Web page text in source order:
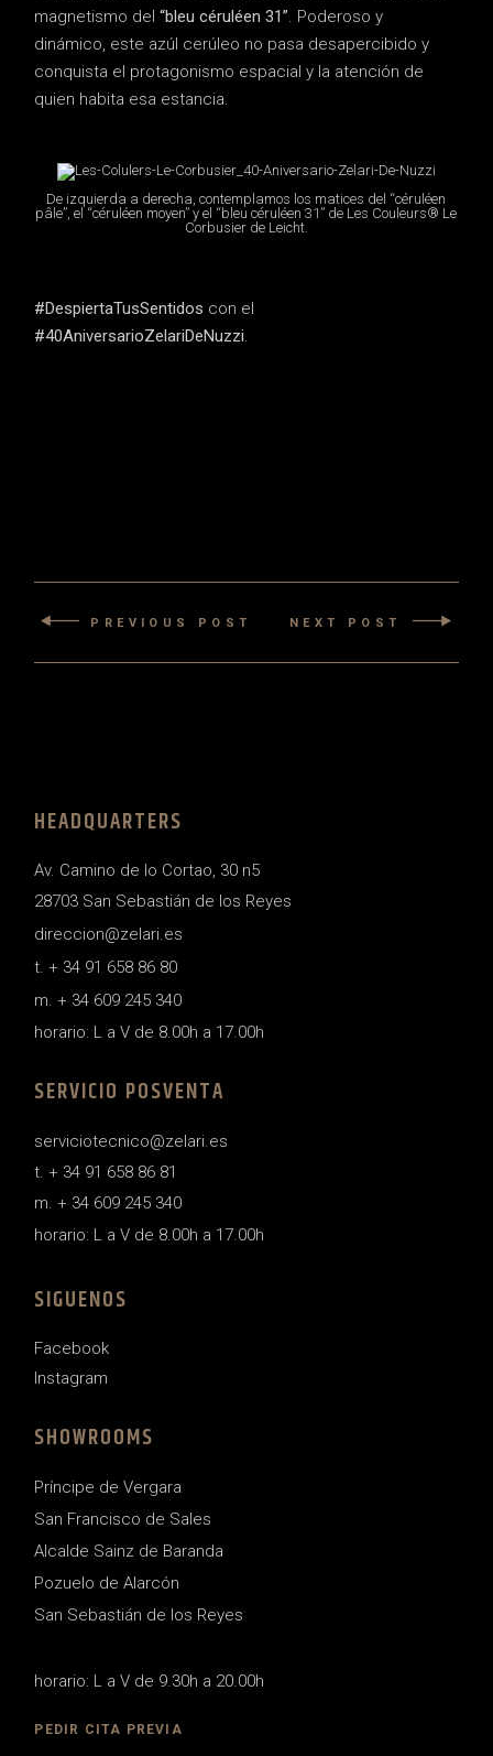
magnetismo del “bleu céruléen 31”. Poderoso y
dinámico, este azúl cerúleo no pasa desapercibido y
conquista el protagonismo espacial y la atención de
quien habita esa estancia.
De izquierda a derecha, contemplamos los matices del “céruléen
pâle”, el “céruléen moyen” y el “bleu céruléen 31” de Les Couleurs® Le
Corbusier de Leicht.
#DespiertaTusSentidos con el
#40AniversarioZelariDeNuzzi.
PREVIOUS POST NEXT POST
HEADQUARTERS
Av. Camino de lo Cortao, 30 n5
28703 San Sebastián de los Reyes
direccion@zelari.es
t. + 34 91 658 86 80
m. + 34 609 245 340
horario: L a V de 8.00h a 17.00h
SERVICIO POSVENTA
serviciotecnico@zelari.es
t. + 34 91 658 86 81
m. + 34 609 245 340
horario: L a V de 8.00h a 17.00h
SIGUENOS
Facebook
Instagram
SHOWROOMS
Príncipe de Vergara
San Francisco de Sales
Alcalde Sainz de Baranda
Pozuelo de Alarcón
San Sebastián de los Reyes
horario: L a V de 9.30h a 20.00h
PEDIR CITA PREVIA